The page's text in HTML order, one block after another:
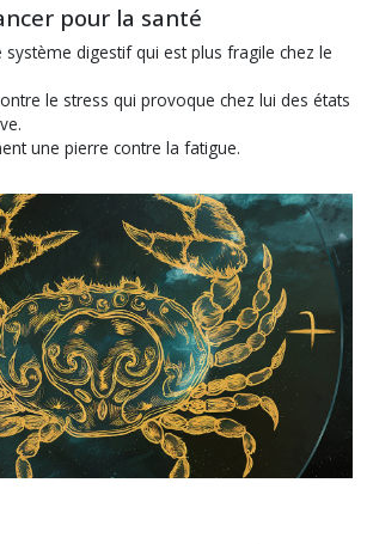
pour la santé
système digestif qui est plus fragile chez le
le stress qui provoque chez lui des états
une pierre contre la fatigue.